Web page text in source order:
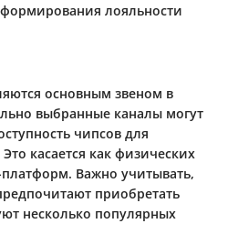
лояльности
основным звеном в
выбранные каналы могут
чипсов для
касается как физических
Важно учитывать,
приобретать
несколько популярных